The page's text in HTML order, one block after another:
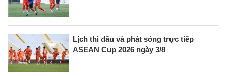
Lịch thi đấu và phát sóng trực tiếp
ASEAN Cup 2026 ngày 3/8